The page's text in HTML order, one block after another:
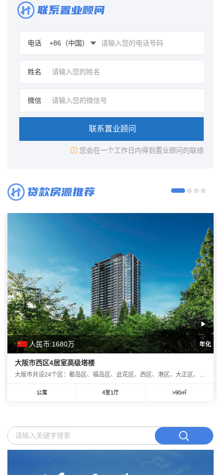
联系置业顾问
电话
姓名
微信
联系置业顾问
您会在一个工作日内得到置业顾问的联络
贷款房源推荐
人民币:1680万 年化
大阪市西区4居室高级塔楼
公寓 4室1厅 >90㎡